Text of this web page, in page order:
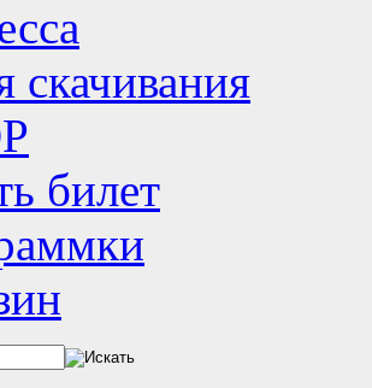
скачивания
билет